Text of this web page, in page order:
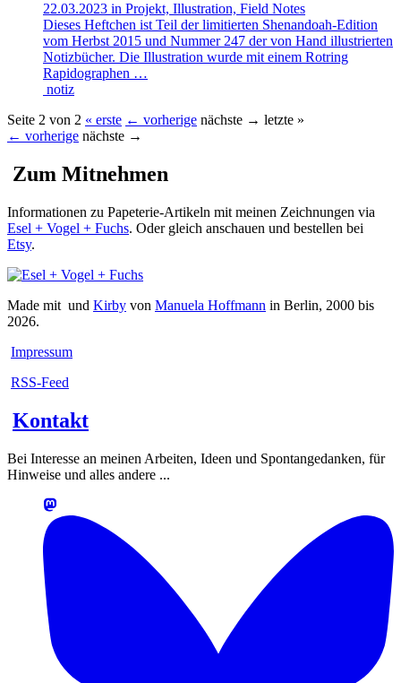
22.03.2023 in Projekt, Illustration, Field Notes
Dieses Heftchen ist Teil der limitierten Shenandoah-Edition
vom Herbst 2015 und Nummer 247 der von Hand illustrierten
Notizbücher. Die Illustration wurde mit einem Rotring
Rapidographen …
notiz
Seite 2 von 2 « erste ← vorherige nächste → letzte »
← vorherige nächste →
Zum Mitnehmen
Informationen zu Papeterie-Artikeln mit meinen Zeichnungen via
Esel + Vogel + Fuchs. Oder gleich anschauen und bestellen bei
Etsy.
Made mit und Kirby von Manuela Hoffmann in Berlin, 2000 bis
2026.
Impressum
RSS-Feed
Kontakt
Bei Interesse an meinen Arbeiten, Ideen und Spontangedanken, für
Hinweise und alles andere ...